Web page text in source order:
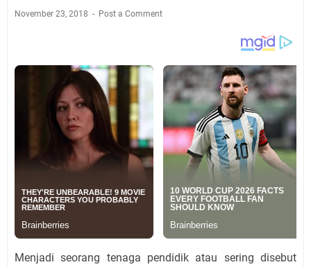
November 23, 2018 Post a Comment
Menjadi seorang tenaga pendidik atau sering disebut